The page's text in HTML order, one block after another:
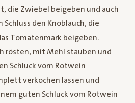
die Zwiebel beigeben und auch
den Knoblauch, die
Tomatenmark beigeben.
rösten, mit Mehl stauben und
Schluck vom Rotwein
verkochen lassen und
guten Schluck vom Rotwein